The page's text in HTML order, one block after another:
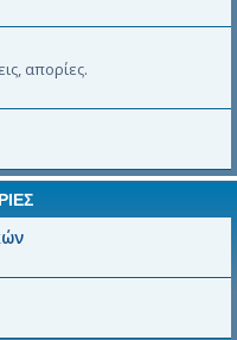
απορίες.